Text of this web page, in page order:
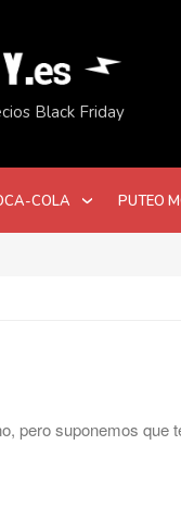
Black Friday
COLA PUTEO
pero suponemos